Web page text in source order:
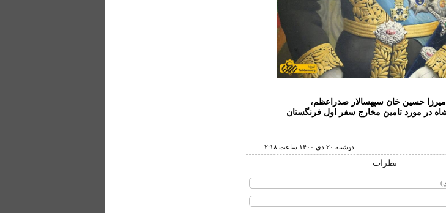
میرزا حسین خان سپهسالار صدراعظم،
در مورد تامین مخارج سفر اول فرنگستان
دوشنبه ۲۰ دي ۱۴۰۰ ساعت ۲:۱۸
نظرات